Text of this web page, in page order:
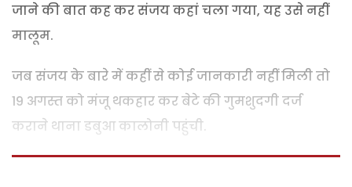
जाने की बात कह कर संजय कहां चला गया, यह उसे नहीं
मालूम.
जब संजय के बारे में कहीं से कोई जानकारी नहीं मिली तो
19 अगस्त को मंजू थकहार कर बेटे की गुमशुदगी दर्ज
कराने थाना डबुआ कालोनी पहुंची.